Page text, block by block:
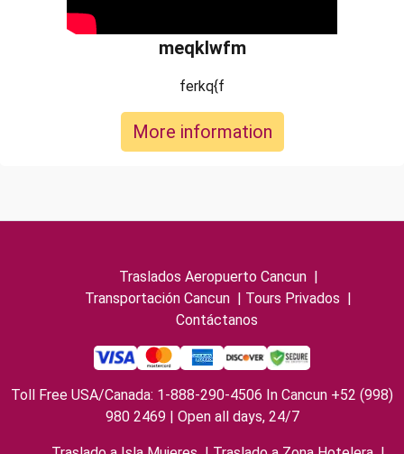
meqklwfm
ferkq{f
More information
Traslados Aeropuerto Cancun |
Transportación Cancun | Tours Privados |
Contáctanos
Toll Free USA/Canada: 1-888-290-4506 In Cancun +52 (998)
980 2469 | Open all days, 24/7